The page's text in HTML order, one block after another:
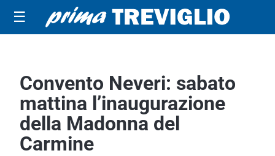
☰
Convento Neveri: sabato
mattina l’inaugurazione
della Madonna del
Carmine